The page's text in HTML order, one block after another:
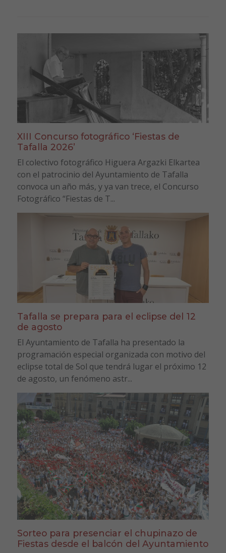
XIII Concurso fotográfico ‘Fiestas de
Tafalla 2026’
El colectivo fotográfico Higuera Argazki Elkartea
con el patrocinio del Ayuntamiento de Tafalla
convoca un año más, y ya van trece, el Concurso
Fotográfico “Fiestas de T...
Tafalla se prepara para el eclipse del 12
de agosto
El Ayuntamiento de Tafalla ha presentado la
programación especial organizada con motivo del
eclipse total de Sol que tendrá lugar el próximo 12
de agosto, un fenómeno astr...
Sorteo para presenciar el chupinazo de
Fiestas desde el balcón del Ayuntamiento